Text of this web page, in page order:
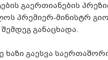
გაერთიანების
პრემიერ-მინისტრ
განაცხადა.
ხაზი გაესვა